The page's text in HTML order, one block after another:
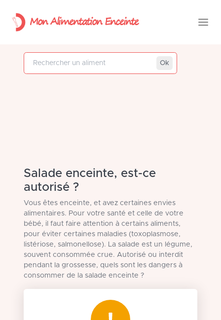
Mon Alimentation Enceinte
Rechercher un aliment
Ok
Salade enceinte, est-ce
autorisé ?
Vous êtes enceinte, et avez certaines envies
alimentaires. Pour votre santé et celle de votre
bébé, il faut faire attention à certains aliments,
pour éviter certaines maladies (toxoplasmose,
listériose, salmonellose). La salade est un légume,
souvent consommée crue. Autorisé ou interdit
pendant la grossesse, quels sont les dangers à
consommer de la salade enceinte ?